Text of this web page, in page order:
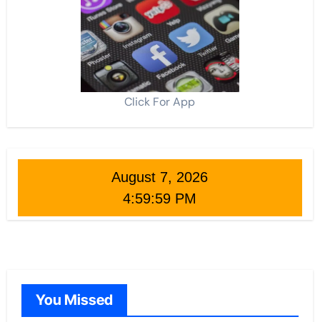
Click For App
August 7, 2026
5:00:01 PM
You Missed